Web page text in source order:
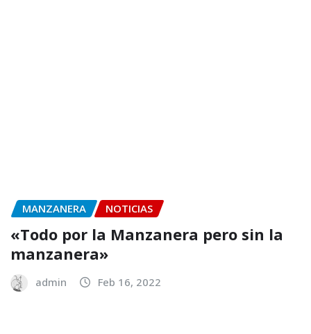
MANZANERA NOTICIAS
«Todo por la Manzanera pero sin la
manzanera»
admin Feb 16, 2022